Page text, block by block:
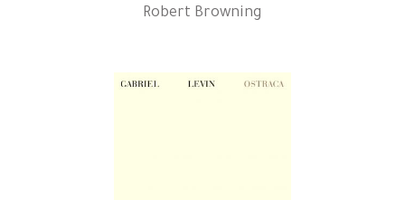
Robert Browning